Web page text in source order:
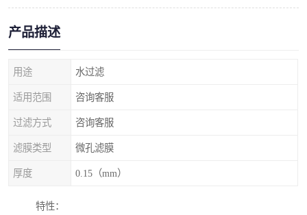
产品描述
用途 水过滤
适用范围 咨询客服
过滤方式 咨询客服
滤膜类型 微孔滤膜
厚度 0.15（mm）
特性：